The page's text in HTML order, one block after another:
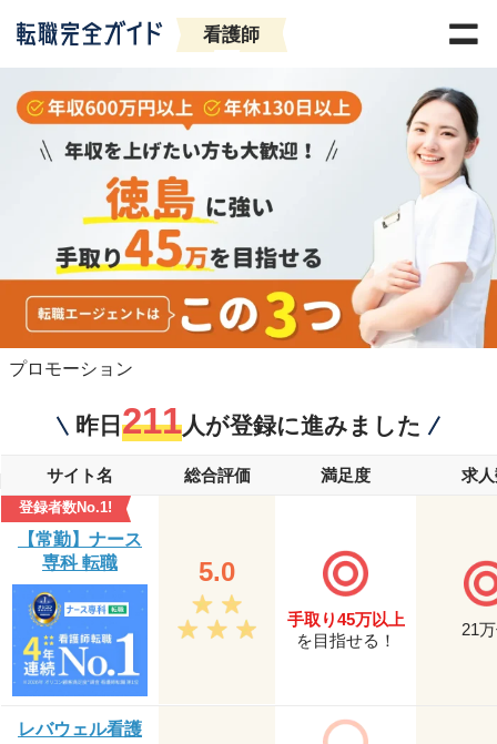
看護師
プロモーション
昨日 211人が登録に進みました
サイト名 総合評価 満足度 求
登録者数No.1!
【常勤】ナース
専科 転職
5.0
手取り45万以上
を目指せる！
21
レバウェル看護